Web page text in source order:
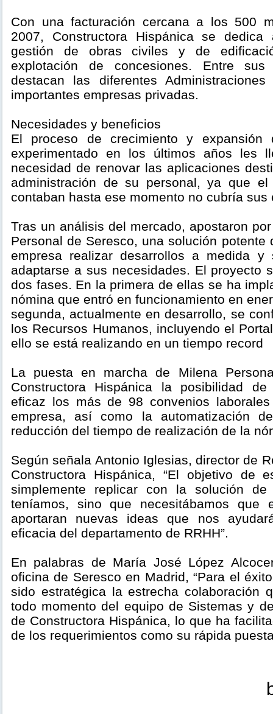
Con una facturación cercana a los 500
2007, Constructora Hispánica se
gestión de obras civiles y de
explotación de concesiones. Entre sus
destacan las diferentes
importantes empresas privadas.
Necesidades y beneficios
El proceso de crecimiento y expansión
experimentado en los últimos años les
necesidad de renovar las aplicaciones
administración de su personal, ya que
contaban hasta ese momento no cubría sus
Tras un análisis del mercado, apostaron
Personal de Seresco, una solución potente
empresa realizar desarrollos a medida
adaptarse a sus necesidades. El proyecto
dos fases. En la primera de ellas se ha
nómina que entró en funcionamiento en
segunda, actualmente en desarrollo, se
los Recursos Humanos, incluyendo el
ello se está realizando en un tiempo record
La puesta en marcha de Milena
Constructora Hispánica la posibilidad
eficaz los más de 98 convenios
empresa, así como la automatización
reducción del tiempo de realización de la
Según señala Antonio Iglesias, director de
Constructora Hispánica, “El objetivo de
simplemente replicar con la solución
teníamos, sino que necesitábamos que
aportaran nuevas ideas que nos
eficacia del departamento de RRHH”.
En palabras de María José López
oficina de Seresco en Madrid, “Para el
sido estratégica la estrecha colaboración
todo momento del equipo de Sistemas y
de Constructora Hispánica, lo que ha
de los requerimientos como su rápida